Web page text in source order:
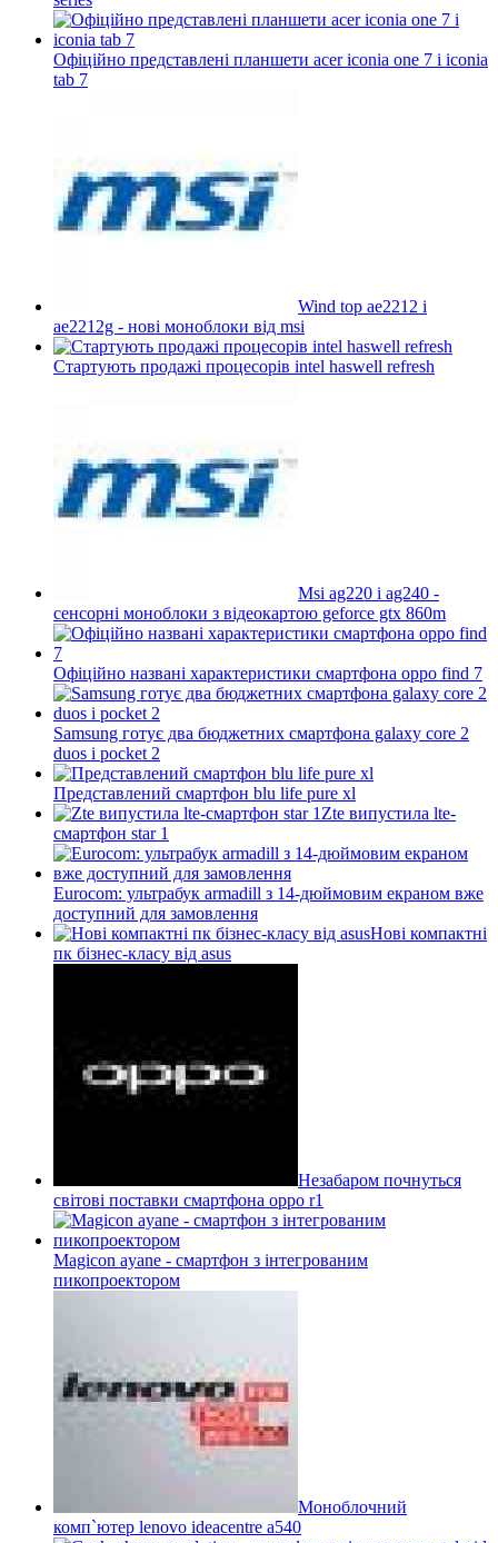
Офіційно представлені планшети acer iconia one 7 і iconia
tab 7
Wind top ae2212 і
ae2212g - нові моноблоки від msi
Стартують продажі процесорів intel haswell refresh
Msi ag220 і ag240 -
сенсорні моноблоки з відеокартою geforce gtx 860m
Офіційно названі характеристики смартфона oppo find 7
Samsung готує два бюджетних смартфона galaxy core 2
duos і pocket 2
Представлений смартфон blu life pure xl
Zte випустила lte-
смартфон star 1
Eurocom: ультрабук armadill з 14-дюймовим екраном вже
доступний для замовлення
Нові компактні
пк бізнес-класу від asus
Незабаром почнуться
світові поставки смартфона oppo r1
Magicon ayane - смартфон з інтегрованим
пикопроектором
Моноблочний
комп`ютер lenovo ideacentre a540